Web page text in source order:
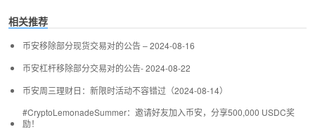
相关推荐
币安移除部分现货交易对的公告 – 2024-08-16
币安杠杆移除部分交易对的公告- 2024-08-22
币安周三理财日：新限时活动不容错过（2024-08-14）
#CryptoLemonadeSummer：邀请好友加入币安，分享500,000 USDC奖
励！